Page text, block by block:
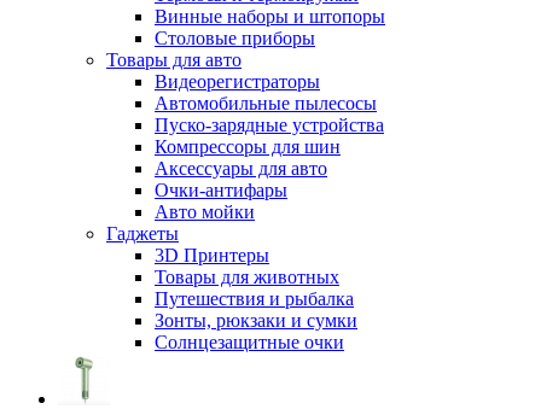
Винные наборы и штопоры
Столовые приборы
Товары для авто
Видеорегистраторы
Автомобильные пылесосы
Пуско-зарядные устройства
Компрессоры для шин
Аксессуары для авто
Очки-антифары
Авто мойки
Гаджеты
3D Принтеры
Товары для животных
Путешествия и рыбалка
Зонты, рюкзаки и сумки
Солнцезащитные очки